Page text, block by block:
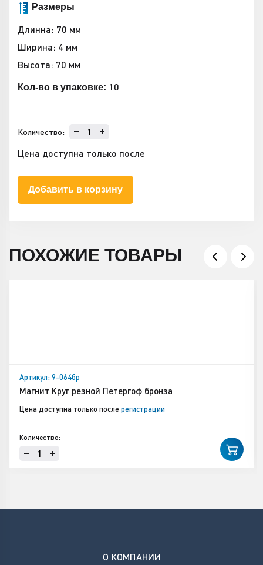
Размеры
Длинна: 70 мм
Ширина: 4 мм
Высота: 70 мм
Кол-во в упаковке: 10
Количество:
Цена доступна только после
Добавить в корзину
ПОХОЖИЕ ТОВАРЫ
Артикул: 9-064бр
Магнит Круг резной Петергоф бронза
Цена доступна только после регистрации
Количество:
О КОМПАНИИ